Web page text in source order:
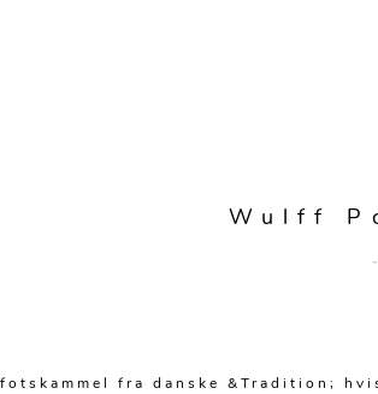
Wulff
fra danske &Tradition;